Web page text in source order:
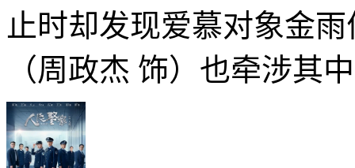
止时却发现爱慕对象金
（周政杰 饰）也牵涉其